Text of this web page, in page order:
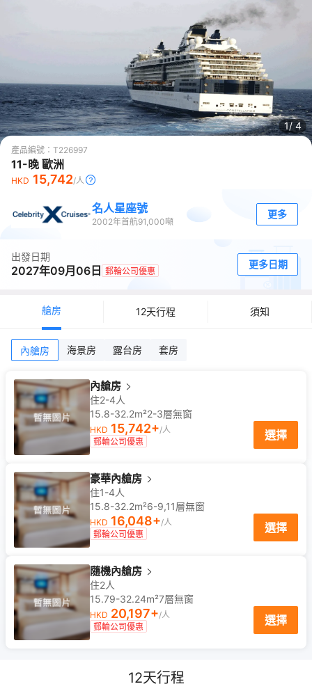
1/ 4
產品編號： T226997
11-晚 歐洲
HKD 15,742/人
名人星座號
2002年首航91,000噸
更多
出發日期
2027年09月06日 郵輪公司優惠
更多日期
艙房 12天行程 須知
內艙房 海景房 露台房 套房
內艙房
住2-4人
15.8-32.2m²2-3層無窗
HKD 15,742+/人
郵輪公司優惠
選擇
豪華內艙房
住1-4人
15.8-32.2m²6-9,11層無窗
HKD 16,048+/人
郵輪公司優惠
選擇
隨機內艙房
住2人
15.79-32.24m²7層無窗
HKD 20,197+/人
郵輪公司優惠
選擇
12天行程